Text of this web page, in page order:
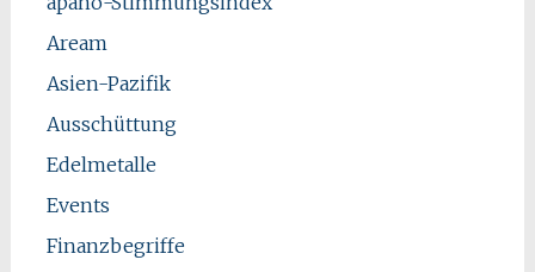
Aream
Asien-Pazifik
Ausschüttung
Edelmetalle
Events
Finanzbegriffe